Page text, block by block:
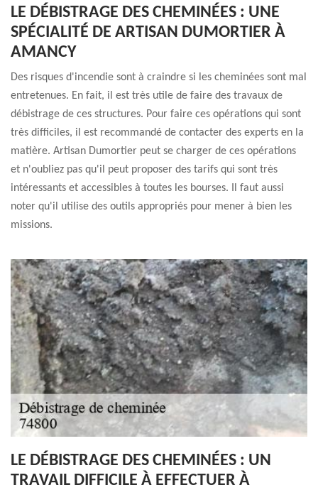
LE DÉBISTRAGE DES CHEMINÉES : UNE
SPÉCIALITÉ DE ARTISAN DUMORTIER À
AMANCY
Des risques d'incendie sont à craindre si les cheminées sont mal
entretenues. En fait, il est très utile de faire des travaux de
débistrage de ces structures. Pour faire ces opérations qui sont
très difficiles, il est recommandé de contacter des experts en la
matière. Artisan Dumortier peut se charger de ces opérations
et n'oubliez pas qu'il peut proposer des tarifs qui sont très
intéressants et accessibles à toutes les bourses. Il faut aussi
noter qu'il utilise des outils appropriés pour mener à bien les
missions.
LE DÉBISTRAGE DES CHEMINÉES : UN
TRAVAIL DIFFICILE À EFFECTUER À